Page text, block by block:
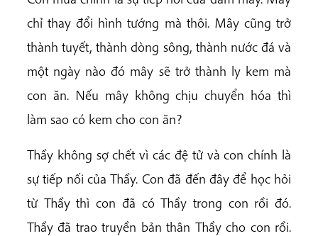
chỉ thay đổi hình tướng mà thôi. Mây cũng trở
thành tuyết, thành dòng sông, thành nước đá và
một ngày nào đó mây sẽ trở thành ly kem mà
con ăn. Nếu mây không chịu chuyển hóa thì
làm sao có kem cho con ăn?
Thầy không sợ chết vì các đệ tử và con chính là
sự tiếp nối của Thầy. Con đã đến đây để học hỏi
từ Thầy thì con đã có Thầy trong con rồi đó.
Thầy đã trao truyền bản thân Thầy cho con rồi.